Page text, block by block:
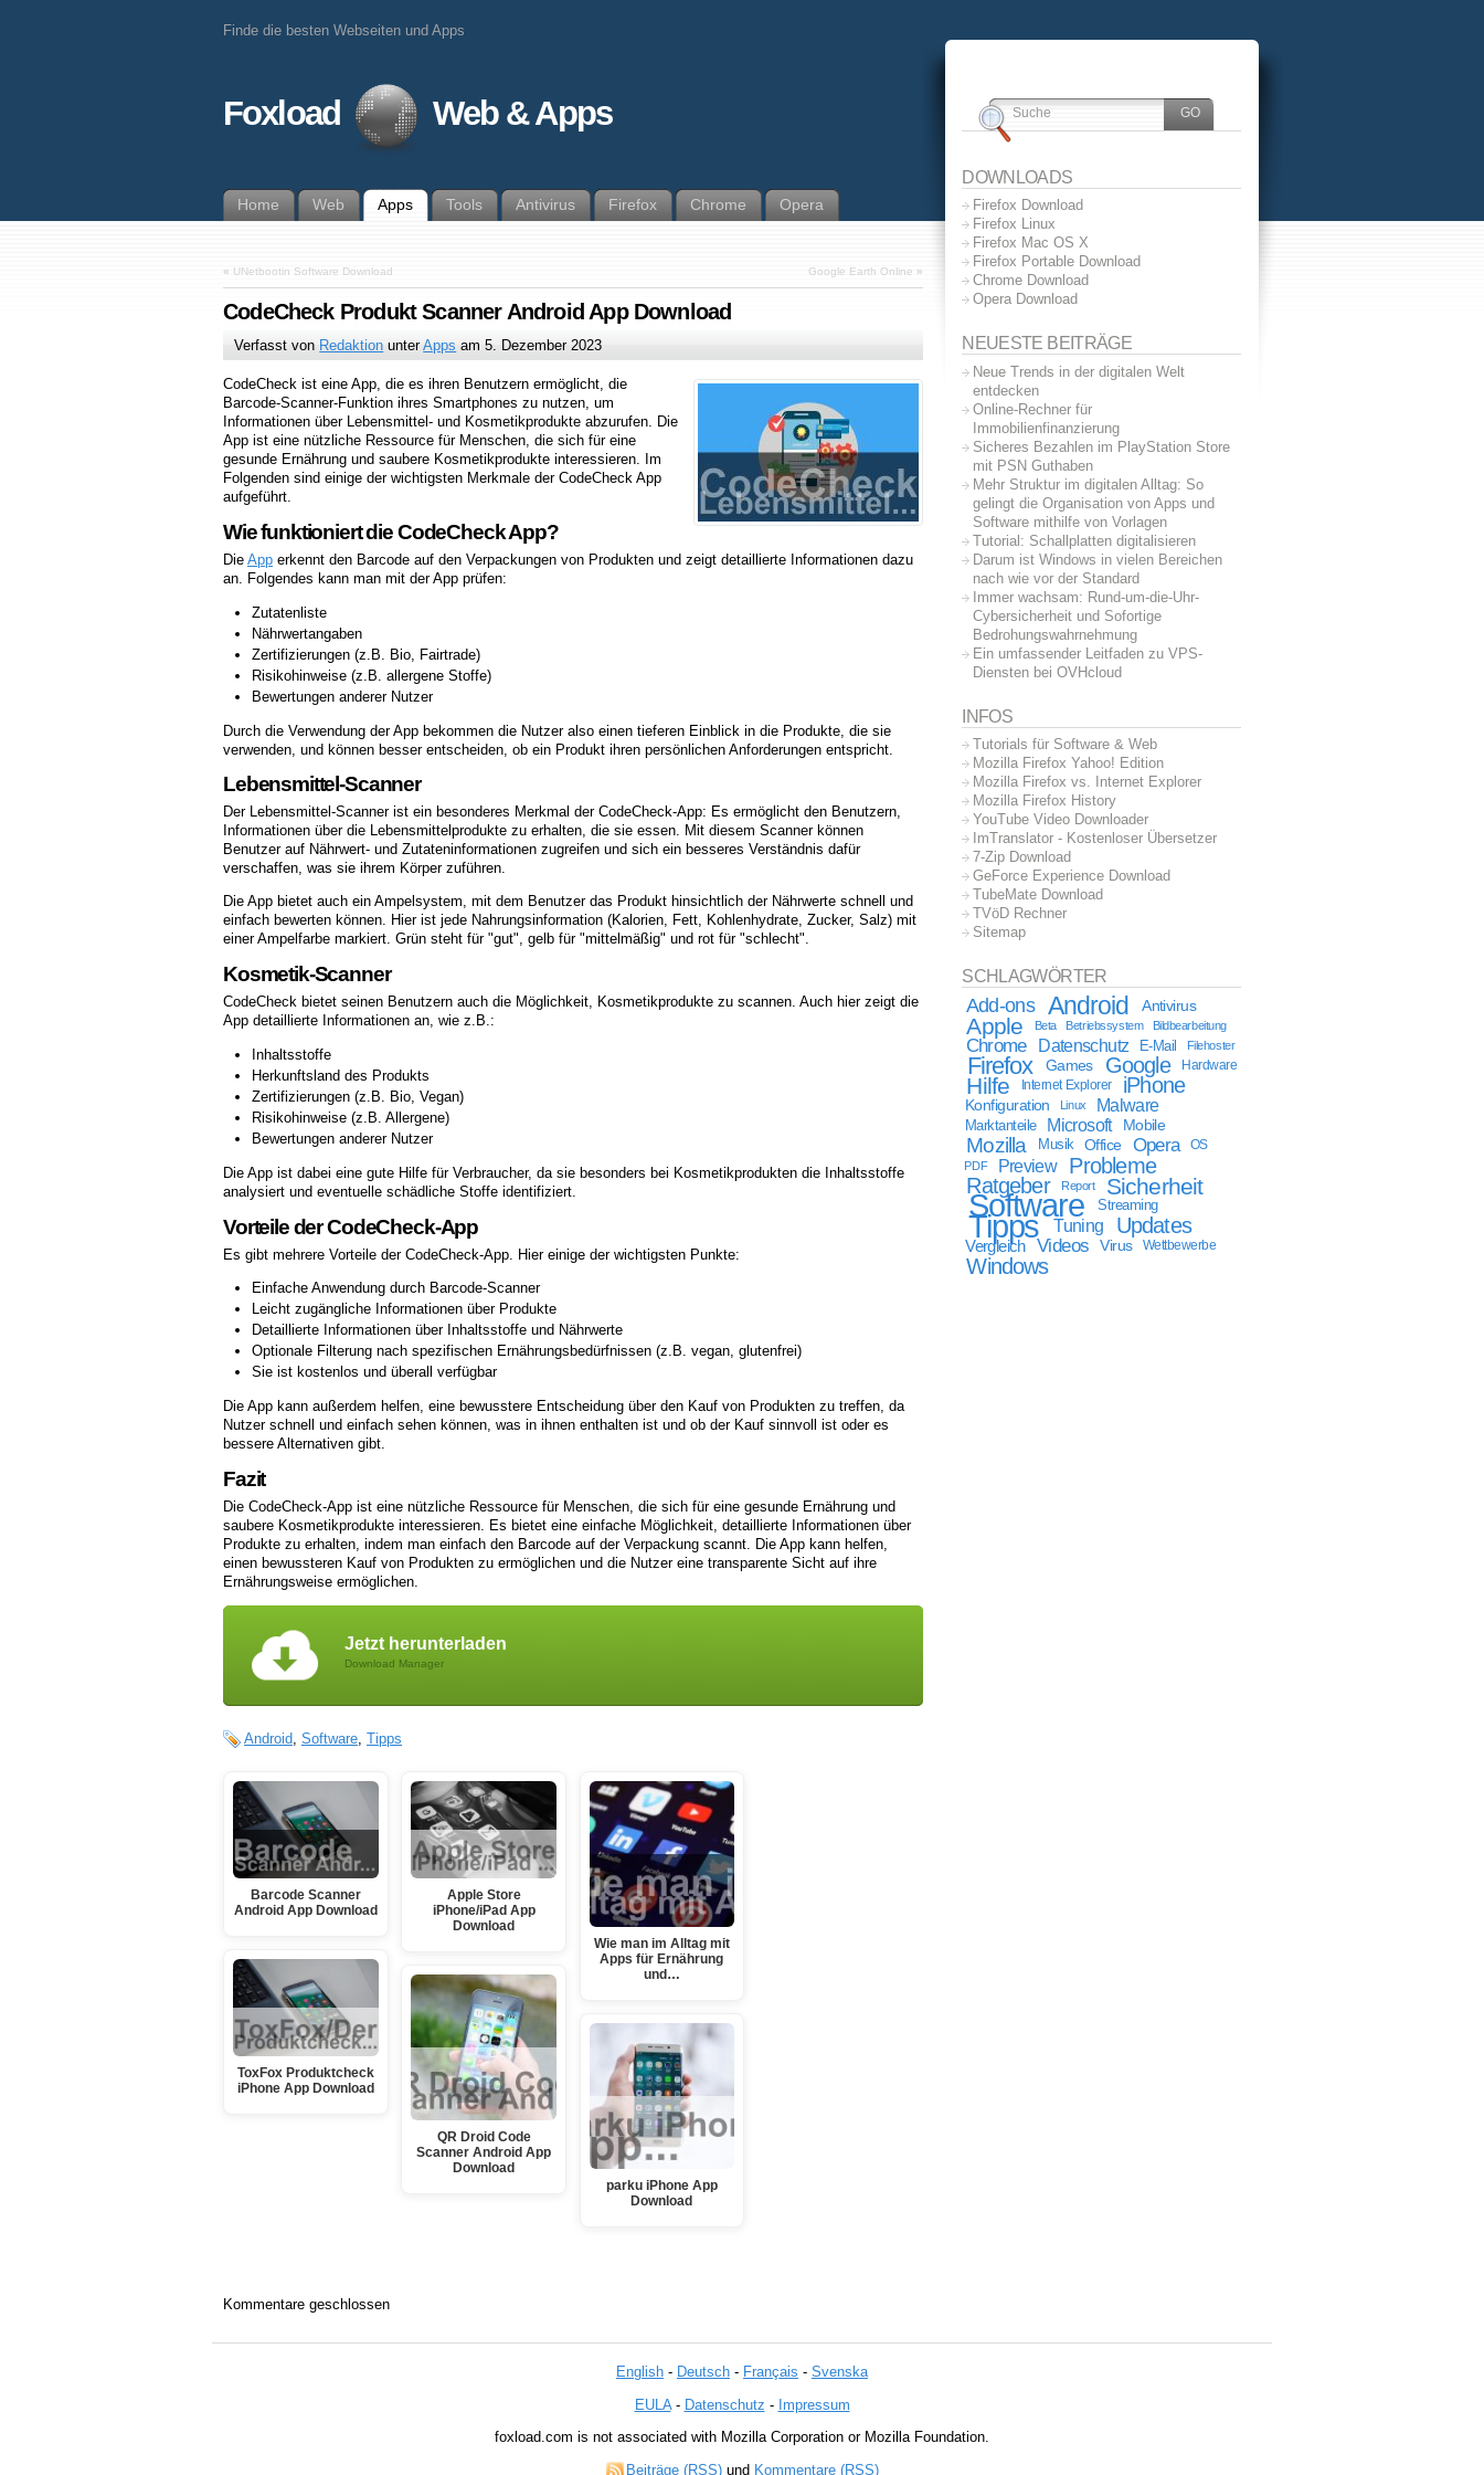
Finde die besten Webseiten und Apps
Foxload Web & Apps
Home Web Apps Tools Antivirus Firefox Chrome Opera
« UNetbootin Software Download Google Earth Online »
CodeCheck Produkt Scanner Android App Download
Verfasst von Redaktion unterApps am5. Dezember 2023
CodeCheck ist eine App, die es ihren Benutzern ermöglicht, die
Barcode-Scanner-Funktion ihres Smartphones zu nutzen, um
Informationen über Lebensmittel- und Kosmetikprodukte abzurufen. Die
App ist eine nützliche Ressource für Menschen, die sich für eine
gesunde Ernährung und saubere Kosmetikprodukte interessieren. Im
Folgenden sind einige der wichtigsten Merkmale der CodeCheck App
aufgeführt.
Wie funktioniert die CodeCheck App?
Die App erkennt den Barcode auf den Verpackungen von Produkten und zeigt detaillierte Informationen dazu
an. Folgendes kann man mit der App prüfen:
Zutatenliste
Nährwertangaben
Zertifizierungen (z.B. Bio, Fairtrade)
Risikohinweise (z.B. allergene Stoffe)
Bewertungen anderer Nutzer
Durch die Verwendung der App bekommen die Nutzer also einen tieferen Einblick in die Produkte, die sie
verwenden, und können besser entscheiden, ob ein Produkt ihren persönlichen Anforderungen entspricht.
Lebensmittel-Scanner
Der Lebensmittel-Scanner ist ein besonderes Merkmal der CodeCheck-App: Es ermöglicht den Benutzern,
Informationen über die Lebensmittelprodukte zu erhalten, die sie essen. Mit diesem Scanner können
Benutzer auf Nährwert- und Zutateninformationen zugreifen und sich ein besseres Verständnis dafür
verschaffen, was sie ihrem Körper zuführen.
Die App bietet auch ein Ampelsystem, mit dem Benutzer das Produkt hinsichtlich der Nährwerte schnell und
einfach bewerten können. Hier ist jede Nahrungsinformation (Kalorien, Fett, Kohlenhydrate, Zucker, Salz) mit
einer Ampelfarbe markiert. Grün steht für "gut", gelb für "mittelmäßig" und rot für "schlecht".
Kosmetik-Scanner
CodeCheck bietet seinen Benutzern auch die Möglichkeit, Kosmetikprodukte zu scannen. Auch hier zeigt die
App detaillierte Informationen an, wie z.B.:
Inhaltsstoffe
Herkunftsland des Produkts
Zertifizierungen (z.B. Bio, Vegan)
Risikohinweise (z.B. Allergene)
Bewertungen anderer Nutzer
Die App ist dabei eine gute Hilfe für Verbraucher, da sie besonders bei Kosmetikprodukten die Inhaltsstoffe
analysiert und eventuelle schädliche Stoffe identifiziert.
Vorteile der CodeCheck-App
Es gibt mehrere Vorteile der CodeCheck-App. Hier einige der wichtigsten Punkte:
Einfache Anwendung durch Barcode-Scanner
Leicht zugängliche Informationen über Produkte
Detaillierte Informationen über Inhaltsstoffe und Nährwerte
Optionale Filterung nach spezifischen Ernährungsbedürfnissen (z.B. vegan, glutenfrei)
Sie ist kostenlos und überall verfügbar
Die App kann außerdem helfen, eine bewusstere Entscheidung über den Kauf von Produkten zu treffen, da
Nutzer schnell und einfach sehen können, was in ihnen enthalten ist und ob der Kauf sinnvoll ist oder es
bessere Alternativen gibt.
Fazit
Die CodeCheck-App ist eine nützliche Ressource für Menschen, die sich für eine gesunde Ernährung und
saubere Kosmetikprodukte interessieren. Es bietet eine einfache Möglichkeit, detaillierte Informationen über
Produkte zu erhalten, indem man einfach den Barcode auf der Verpackung scannt. Die App kann helfen,
einen bewussteren Kauf von Produkten zu ermöglichen und die Nutzer eine transparente Sicht auf ihre
Ernährungsweise ermöglichen.
Jetzt herunterladen
Download Manager
Android Software Tipps
Barcode Scanner
Android App Download
ToxFox Produktcheck
iPhone App Download
Apple Store
iPhone/iPad App
Download
QR Droid Code
Scanner Android App
Download
Wie man im Alltag mit
Apps für Ernährung
und…
parku iPhone App
Download
Kommentare geschlossen
DOWNLOADS
Firefox Download
Firefox Linux
Firefox Mac OS X
Firefox Portable Download
Chrome Download
Opera Download
NEUESTE BEITRÄGE
Neue Trends in der digitalen Welt
entdecken
Online-Rechner für
Immobilienfinanzierung
Sicheres Bezahlen im PlayStation Store
mit PSN Guthaben
Mehr Struktur im digitalen Alltag: So
gelingt die Organisation von Apps und
Software mithilfe von Vorlagen
Tutorial: Schallplatten digitalisieren
Darum ist Windows in vielen Bereichen
nach wie vor der Standard
Immer wachsam: Rund-um-die-Uhr-
Cybersicherheit und Sofortige
Bedrohungswahrnehmung
Ein umfassender Leitfaden zu VPS-
Diensten bei OVHcloud
INFOS
Tutorials für Software & Web
Mozilla Firefox Yahoo! Edition
Mozilla Firefox vs. Internet Explorer
Mozilla Firefox History
YouTube Video Downloader
ImTranslator - Kostenloser Übersetzer
7-Zip Download
GeForce Experience Download
TubeMate Download
TVöD Rechner
Sitemap
SCHLAGWÖRTER
Add-ons Android Antivirus
Apple Beta Betriebssystem Bildbearbeitung
Chrome Datenschutz E-Mail Filehoster
Firefox Games Google Hardware
Hilfe Internet Explorer iPhone
Konfiguration Linux Malware
Marktanteile Microsoft Mobile
Mozilla Musik Office Opera
OS
PDF
Preview
Probleme
Ratgeber
Report Sicherheit
Software Streaming
Tipps Tuning Updates
Vergleich Videos Virus Wettbewerbe
Windows
English - Deutsch - Français - Svenska
EULA- Datenschutz - Impressum
foxload.com is not associated with Mozilla Corporation or Mozilla Foundation.
Beiträge (RSS)und Kommentare (RSS)